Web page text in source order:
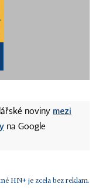
noviny mezi
na Google
HN+ je zcela bez reklam.